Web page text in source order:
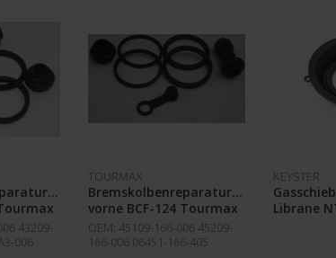
43209-
006
TOURMAX
Bremskolbenreparatursatz
vorne BCF-124 Tourmax
OEM: 45109-166-006 45209-
166-006 06451-166-405
KEYSTER
Librane